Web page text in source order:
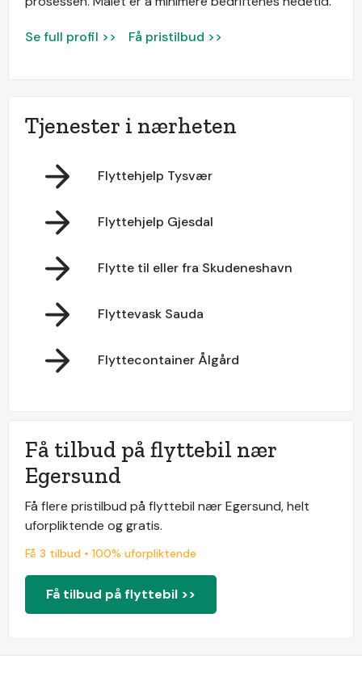
Se full profil >> Få pristilbud >>
Tjenester i nærheten
Flyttehjelp Tysvær
Flyttehjelp Gjesdal
Flytte til eller fra Skudeneshavn
Flyttevask Sauda
Flyttecontainer Ålgård
Få tilbud på flyttebil nær
Egersund
Få flere pristilbud på flyttebil nær Egersund, helt
uforpliktende og gratis.
Få 3 tilbud • 100% uforpliktende
Få tilbud på flyttebil >>